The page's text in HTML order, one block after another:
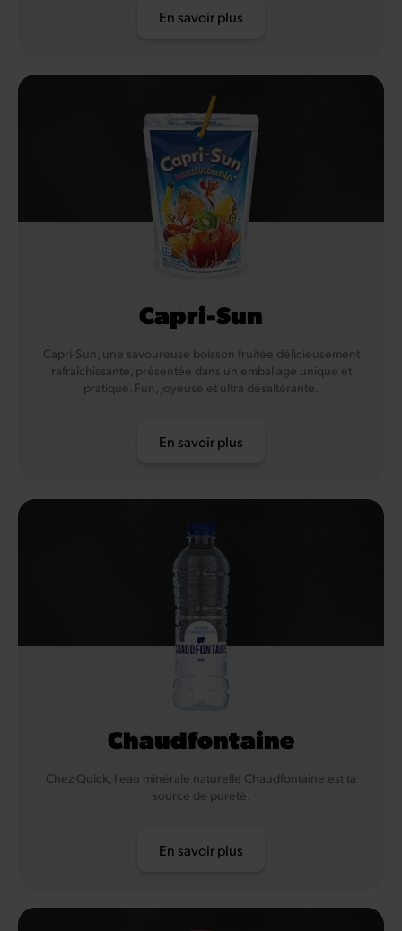
En savoir plus
Capri-Sun
Capri-Sun, une savoureuse boisson fruitée délicieusement
rafraîchissante, présentée dans un emballage unique et
pratique. Fun, joyeuse et ultra désaltérante.
En savoir plus
Chaudfontaine
Chez Quick, l'eau minérale naturelle Chaudfontaine est ta
source de pureté.
En savoir plus